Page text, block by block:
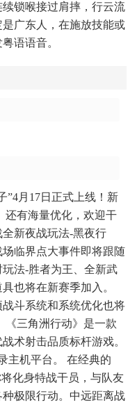
锁喉接过肩摔，行云流
广东人，在施放技能或
语语音。
”4月17日正式上线！新
还有海量优化，欢迎干
新夜战玩法-黑夜行
临界点大事件即将跟随
法-胜者为王、全新武
也将在新赛季加入。
斗系统和系统优化也将
《三角洲行动》是一款
术射击品质标杆游戏。
主机平台。 在经典的
化身特战干员，与队友
极限行动。中远距离战